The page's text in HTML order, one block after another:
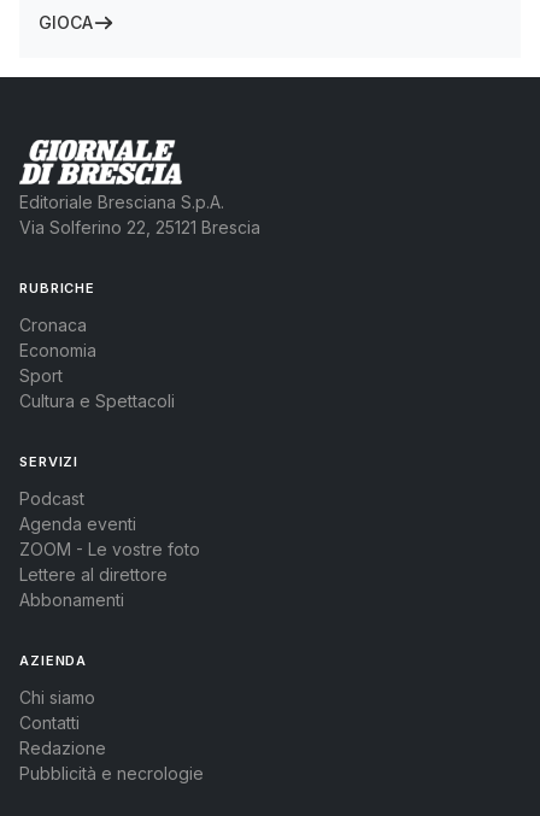
GIOCA
Editoriale Bresciana S.p.A.
Via Solferino 22, 25121 Brescia
RUBRICHE
Cronaca
Economia
Sport
Cultura e Spettacoli
SERVIZI
Podcast
Agenda eventi
ZOOM - Le vostre foto
Lettere al direttore
Abbonamenti
AZIENDA
Chi siamo
Contatti
Redazione
Pubblicità e necrologie